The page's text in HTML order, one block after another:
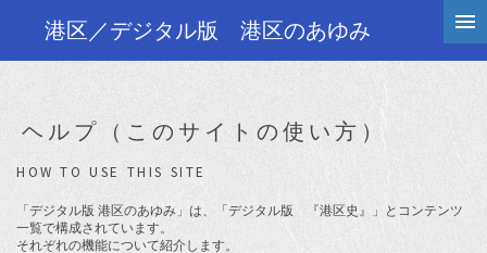
港区／デジタル版 港区のあゆみ